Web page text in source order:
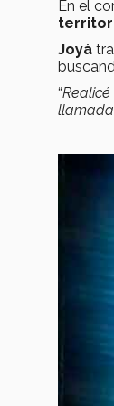
En el
Joyà
“
llamada